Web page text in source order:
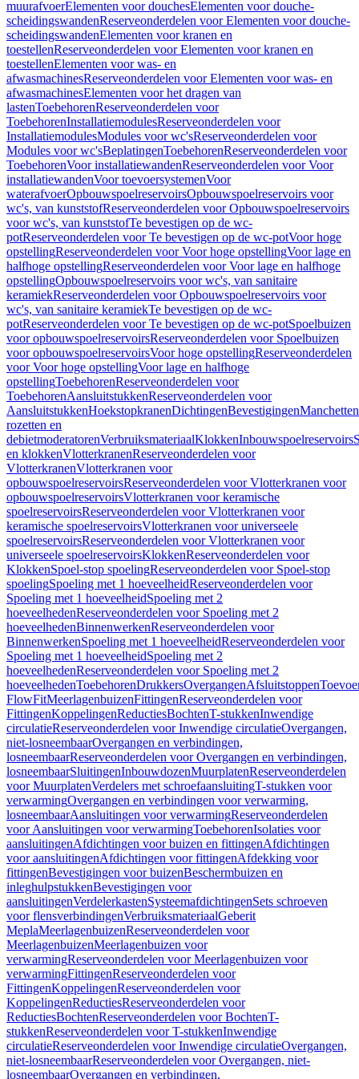
muurafvoerElementen voor douchesElementen voor douche-
scheidingswandenReserveonderdelen voor Elementen voor douche-
scheidingswandenElementen voor kranen en
toestellenReserveonderdelen voor Elementen voor kranen en
toestellenElementen voor was- en
afwasmachinesReserveonderdelen voor Elementen voor was- en
afwasmachinesElementen voor het dragen van
lastenToebehorenReserveonderdelen voor
ToebehorenInstallatiemodulesReserveonderdelen voor
InstallatiemodulesModules voor wc'sReserveonderdelen voor
Modules voor wc'sBeplatingenToebehorenReserveonderdelen voor
ToebehorenVoor installatiewandenReserveonderdelen voor Voor
installatiewandenVoor toevoersystemenVoor
waterafvoerOpbouwspoelreservoirsOpbouwspoelreservoirs voor
wc's, van kunststofReserveonderdelen voor Opbouwspoelreservoirs
voor wc's, van kunststofTe bevestigen op de wc-
potReserveonderdelen voor Te bevestigen op de wc-potVoor hoge
opstellingReserveonderdelen voor Voor hoge opstellingVoor lage en
halfhoge opstellingReserveonderdelen voor Voor lage en halfhoge
opstellingOpbouwspoelreservoirs voor wc's, van sanitaire
keramiekReserveonderdelen voor Opbouwspoelreservoirs voor
wc's, van sanitaire keramiekTe bevestigen op de wc-
potReserveonderdelen voor Te bevestigen op de wc-potSpoelbuizen
voor opbouwspoelreservoirsReserveonderdelen voor Spoelbuizen
voor opbouwspoelreservoirsVoor hoge opstellingReserveonderdelen
voor Voor hoge opstellingVoor lage en halfhoge
opstellingToebehorenReserveonderdelen voor
ToebehorenAansluitstukkenReserveonderdelen voor
AansluitstukkenHoekstopkranenDichtingenBevestigingenManchetten
rozetten en
debietmoderatorenVerbruiksmateriaalKlokkenInbouwspoelreservoirs
en klokkenVlotterkranenReserveonderdelen voor
VlotterkranenVlotterkranen voor
opbouwspoelreservoirsReserveonderdelen voor Vlotterkranen voor
opbouwspoelreservoirsVlotterkranen voor keramische
spoelreservoirsReserveonderdelen voor Vlotterkranen voor
keramische spoelreservoirsVlotterkranen voor universeele
spoelreservoirsReserveonderdelen voor Vlotterkranen voor
universeele spoelreservoirsKlokkenReserveonderdelen voor
KlokkenSpoel-stop spoelingReserveonderdelen voor Spoel-stop
spoelingSpoeling met 1 hoeveelheidReserveonderdelen voor
Spoeling met 1 hoeveelheidSpoeling met 2
hoeveelhedenReserveonderdelen voor Spoeling met 2
hoeveelhedenBinnenwerkenReserveonderdelen voor
BinnenwerkenSpoeling met 1 hoeveelheidReserveonderdelen voor
Spoeling met 1 hoeveelheidSpoeling met 2
hoeveelhedenReserveonderdelen voor Spoeling met 2
hoeveelhedenToebehorenDrukkersOvergangenAfsluitstoppen
FlowFitMeerlagenbuizenFittingenReserveonderdelen voor
FittingenKoppelingenReductiesBochtenT-stukkenInwendige
circulatieReserveonderdelen voor Inwendige circulatieOvergangen,
niet-losneembaarOvergangen en verbindingen,
losneembaarReserveonderdelen voor Overgangen en verbindingen,
losneembaarSluitingenInbouwdozenMuurplatenReserveonderdelen
voor MuurplatenVerdelers met schroefaansluitingT-stukken voor
verwarmingOvergangen en verbindingen voor verwarming,
losneembaarAansluitingen voor verwarmingReserveonderdelen
voor Aansluitingen voor verwarmingToebehorenIsolaties voor
aansluitingenAfdichtingen voor buizen en fittingenAfdichtingen
voor aansluitingenAfdichtingen voor fittingenAfdekking voor
fittingenBevestigingen voor buizenBeschermbuizen en
inleghulpstukkenBevestigingen voor
aansluitingenVerdelerkastenSysteemafdichtingenSets schroeven
voor flensverbindingenVerbruiksmateriaalGeberit
MeplaMeerlagenbuizenReserveonderdelen voor
MeerlagenbuizenMeerlagenbuizen voor
verwarmingReserveonderdelen voor Meerlagenbuizen voor
verwarmingFittingenReserveonderdelen voor
FittingenKoppelingenReserveonderdelen voor
KoppelingenReductiesReserveonderdelen voor
ReductiesBochtenReserveonderdelen voor BochtenT-
stukkenReserveonderdelen voor T-stukkenInwendige
circulatieReserveonderdelen voor Inwendige circulatieOvergangen,
niet-losneembaarReserveonderdelen voor Overgangen, niet-
losneembaarOvergangen en verbindingen,